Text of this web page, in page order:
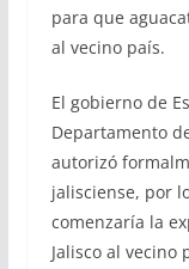
para que
al vecino país.
El gobierno de
Departamento
autorizó
jalisciense, por
comenzaría la
Jalisco al vecino